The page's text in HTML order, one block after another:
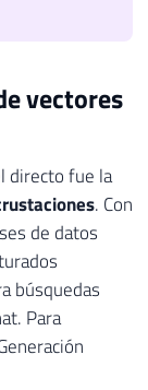
vectores
directo fue la
. Con
de datos
búsquedas
Para